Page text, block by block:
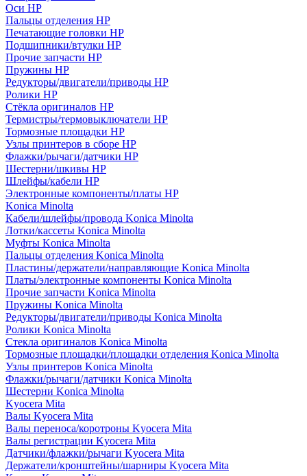
Оси HP
Пальцы отделения HP
Печатающие головки HP
Подшипники/втулки HP
Прочие запчасти HP
Пружины HP
Редукторы/двигатели/приводы HP
Ролики HP
Стёкла оригиналов HP
Термистры/термовыключатели HP
Тормозные площадки HP
Узлы принтеров в сборе HP
Флажки/рычаги/датчики HP
Шестерни/шкивы HP
Шлейфы/кабели HP
Электронные компоненты/платы HP
Konica Minolta
Кабели/шлейфы/провода Konica Minolta
Лотки/кассеты Konica Minolta
Муфты Konica Minolta
Пальцы отделения Konica Minolta
Пластины/держатели/направляющие Konica Minolta
Платы/электронные компоненты Konica Minolta
Прочие запчасти Konica Minolta
Пружины Konica Minolta
Редукторы/двигатели/приводы Konica Minolta
Ролики Konica Minolta
Стекла оригиналов Konica Minolta
Тормозные площадки/площадки отделения Konica Minolta
Узлы принтеров Konica Minolta
Флажки/рычаги/датчики Konica Minolta
Шестерни Konica Minolta
Kyocera Mita
Валы Kyocera Mita
Валы переноса/коротроны Kyocera Mita
Валы регистрации Kyocera Mita
Датчики/флажки/рычаги Kyocera Mita
Держатели/кронштейны/шарниры Kyocera Mita